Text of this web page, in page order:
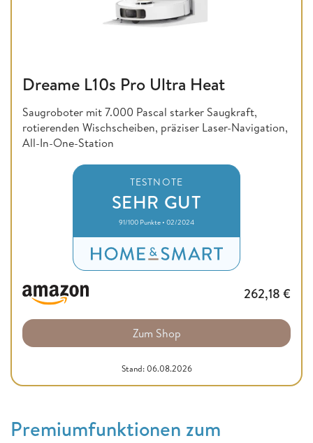
Dreame L10s Pro Ultra Heat
Saugroboter mit 7.000 Pascal starker Saugkraft,
rotierenden Wischscheiben, präziser Laser-Navigation,
All-In-One-Station
TESTNOTE
SEHR GUT
91/100 Punkte • 02/2024
262,18 €
Zum Shop
Stand: 06.08.2026
Premiumfunktionen zum